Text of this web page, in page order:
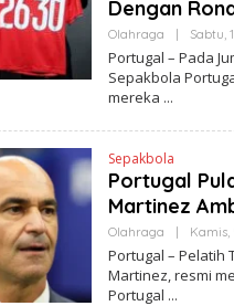
Dengan
Olahraga | Sabtu,
Portugal – Pada
Sepakbola
mereka
Sepakbola
Portugal
Martinez
Olahraga | Kamis,
Portugal – Pelatih
Martinez, resmi
Portugal